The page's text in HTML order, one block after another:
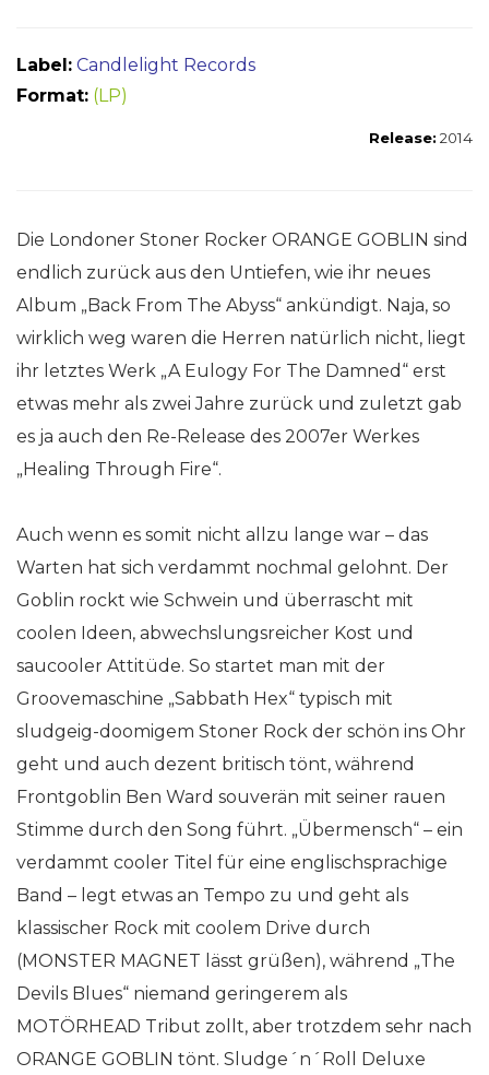
Label: Candlelight Records
Format: (LP)
Release: 2014
Die Londoner Stoner Rocker ORANGE GOBLIN sind
endlich zurück aus den Untiefen, wie ihr neues
Album „Back From The Abyss“ ankündigt. Naja, so
wirklich weg waren die Herren natürlich nicht, liegt
ihr letztes Werk „A Eulogy For The Damned“ erst
etwas mehr als zwei Jahre zurück und zuletzt gab
es ja auch den Re-Release des 2007er Werkes
„Healing Through Fire“.
Auch wenn es somit nicht allzu lange war – das
Warten hat sich verdammt nochmal gelohnt. Der
Goblin rockt wie Schwein und überrascht mit
coolen Ideen, abwechslungsreicher Kost und
saucooler Attitüde. So startet man mit der
Groovemaschine „Sabbath Hex“ typisch mit
sludgeig-doomigem Stoner Rock der schön ins Ohr
geht und auch dezent britisch tönt, während
Frontgoblin Ben Ward souverän mit seiner rauen
Stimme durch den Song führt. „Übermensch“ – ein
verdammt cooler Titel für eine englischsprachige
Band – legt etwas an Tempo zu und geht als
klassischer Rock mit coolem Drive durch
(MONSTER MAGNET lässt grüßen), während „The
Devils Blues“ niemand geringerem als
MOTÖRHEAD Tribut zollt, aber trotzdem sehr nach
ORANGE GOBLIN tönt. Sludge´n´Roll Deluxe